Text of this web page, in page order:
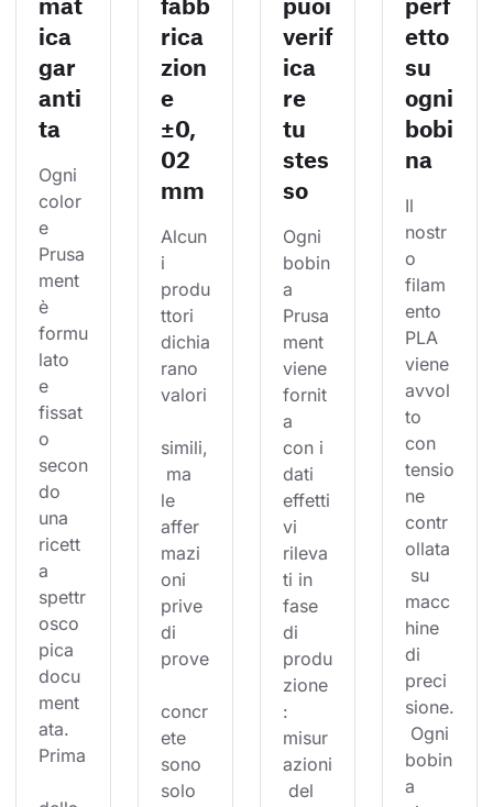
ica
gar
anti
ta
Ogni
color
e
Prusa
ment
è
formu
lato
e
fissat
o
secon
do
una
ricett
a
spettr
osco
pica
docu
ment
ata.
Prima
rica
zion
e
±0,
02
mm
Alcun
i
produ
ttori
dichia
rano
valori
simili,
ma
le
affer
mazi
oni
prive
di
prove
concr
ete
sono
solo
verif
ica
re
tu
stes
so
Ogni
bobin
a
Prusa
ment
viene
fornit
a
con i
dati
effetti
vi
rileva
ti in
fase
di
produ
zione
:
misur
azioni
del
etto
su
ogni
bobi
na
Il
nostr
o
filam
ento
PLA
viene
avvol
to
con
tensio
ne
contr
ollata
su
macc
hine
di
preci
sione.
Ogni
bobin
a